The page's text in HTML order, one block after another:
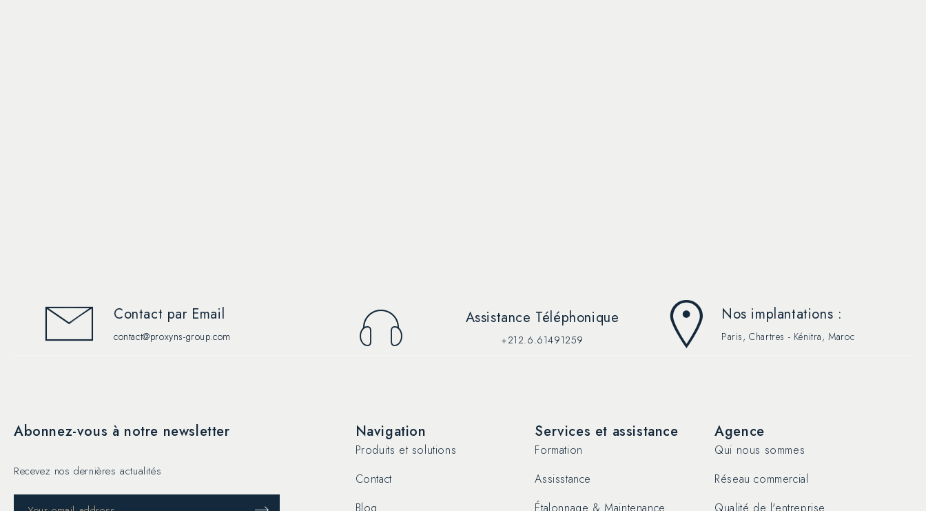
Contact par Email
contact@proxyns-group.com
Assistance Téléphonique
+212.6.61491259
Nos implantations :
Paris, Chartres - Kénitra, Maroc
Abonnez-vous à notre newsletter
Recevez nos dernières actualités
Navigation
Produits et solutions
Contact
Services et assistance
Formation
Assisstance
Agence
Qui nous sommes
Réseau commercial